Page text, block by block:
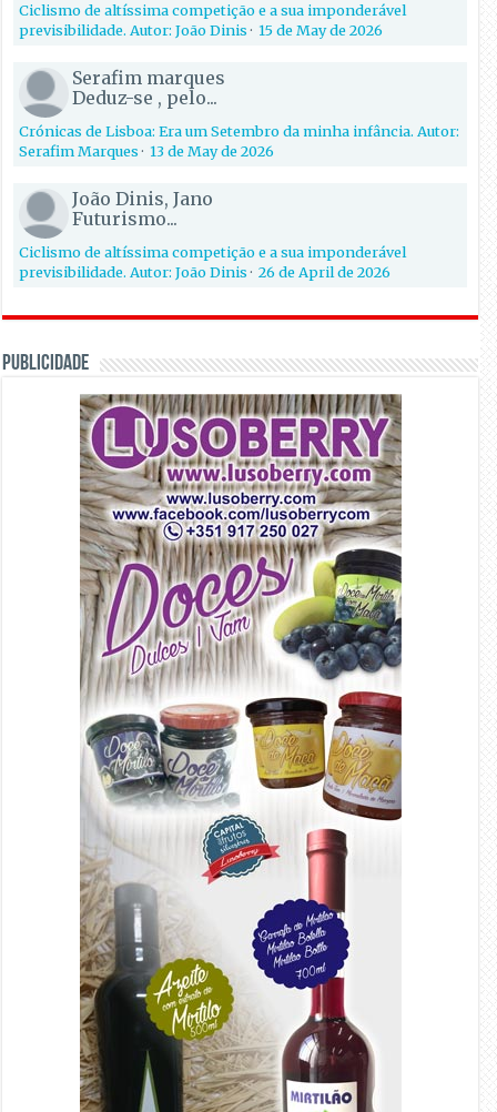
Ciclismo de altíssima competição e a sua imponderável
previsibilidade. Autor: João Dinis·15 de May de 2026
Serafim marques
Deduz-se , pelo...
Crónicas de Lisboa: Era um Setembro da minha infância. Autor:
Serafim Marques·13 de May de 2026
João Dinis, Jano
Futurismo...
Ciclismo de altíssima competição e a sua imponderável
previsibilidade. Autor: João Dinis·26 de April de 2026
PUBLICIDADE